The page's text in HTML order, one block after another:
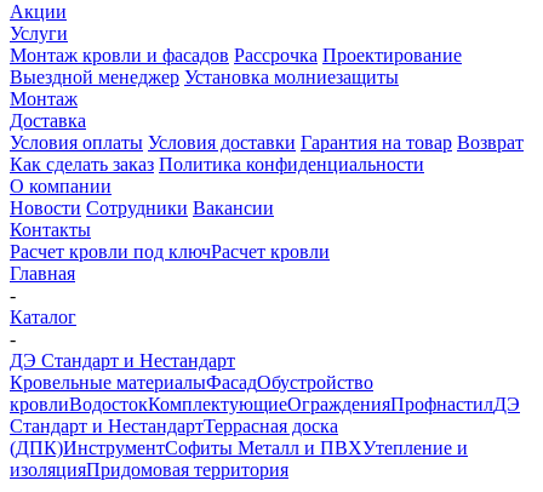
Акции
Услуги
Монтаж кровли и фасадов Рассрочка Проектирование
Выездной менеджер Установка молниезащиты
Монтаж
Доставка
Условия оплаты Условия доставки Гарантия на товар Возврат
Как сделать заказ Политика конфиденциальности
О компании
Новости Сотрудники Вакансии
Контакты
Расчет кровли под ключРасчет кровли
Главная
-
Каталог
-
ДЭ Стандарт и Нестандарт
Кровельные материалыФасадОбустройство
кровлиВодостокКомплектующиеОгражденияПрофнастилДЭ
Стандарт и НестандартТеррасная доска
(ДПК)ИнструментСофиты Металл и ПВХУтепление и
изоляцияПридомовая территория